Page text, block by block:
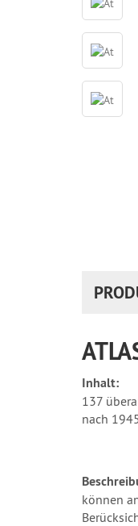
Inhalt:
137
nach
können